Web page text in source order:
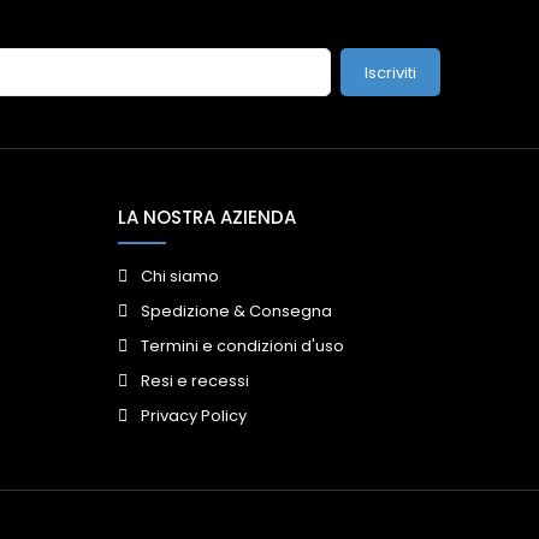
Iscriviti
LA NOSTRA AZIENDA
Chi siamo
Spedizione & Consegna
Termini e condizioni d'uso
Resi e recessi
Privacy Policy